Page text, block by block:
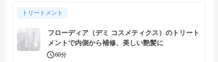
トリートメント
フローディア（デミ コスメティクス）のトリート
メントで内側から補修、美しい艶髪に
60分